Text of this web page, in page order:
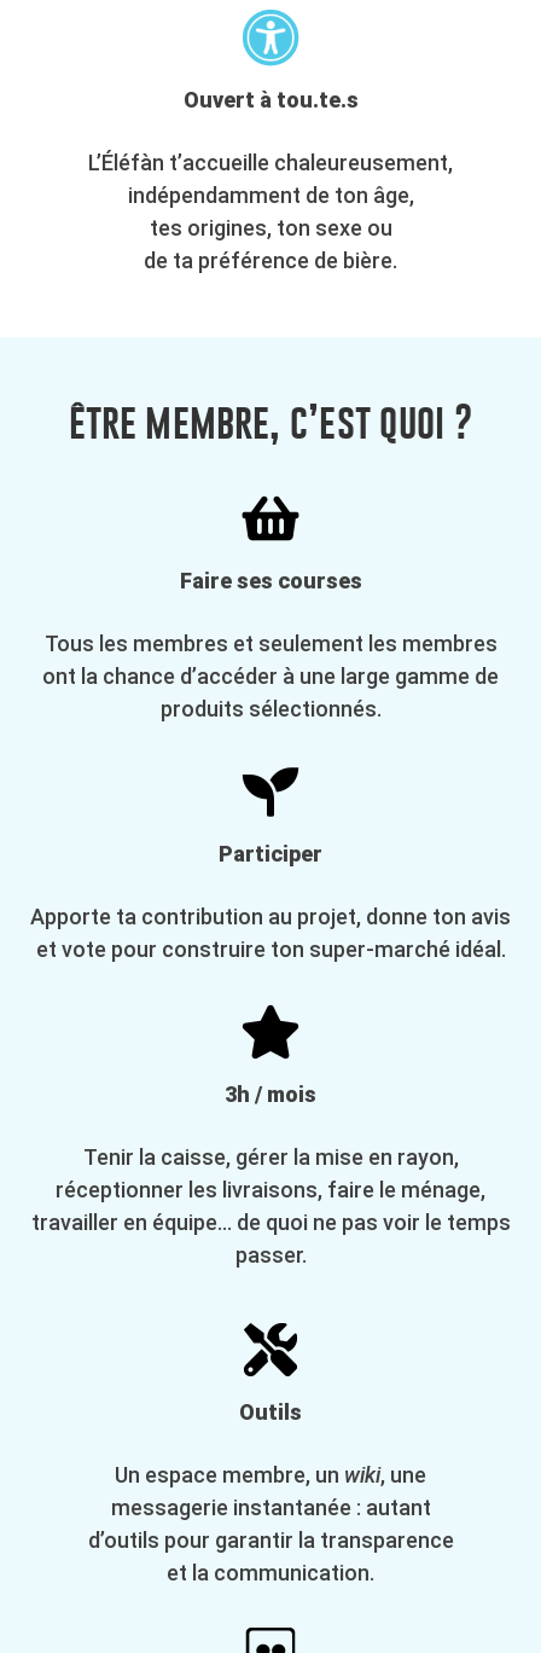
Ouvert à tou.te.s
L’Éléfàn t’accueille chaleureusement,
indépendamment de ton âge,
tes origines, ton sexe ou
de ta préférence de bière.
être membre, c’est quoi ?
Faire ses courses
Tous les membres et seulement les membres
ont la chance d’accéder à une large gamme de
produits sélectionnés.
Participer
Apporte ta contribution au projet, donne ton avis
et vote pour construire ton super-marché idéal.
3h / mois
Tenir la caisse, gérer la mise en rayon,
réceptionner les livraisons, faire le ménage,
travailler en équipe… de quoi ne pas voir le temps
passer.
Outils
Un espace membre, un wiki, une
messagerie instantanée : autant
d’outils pour garantir la transparence
et la communication.